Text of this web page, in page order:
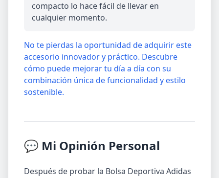
compacto lo hace fácil de llevar en
cualquier momento.
No te pierdas la oportunidad de adquirir este
accesorio innovador y práctico. Descubre
cómo puede mejorar tu día a día con su
combinación única de funcionalidad y estilo
sostenible.
💬 Mi Opinión Personal
Después de probar la Bolsa Deportiva Adidas